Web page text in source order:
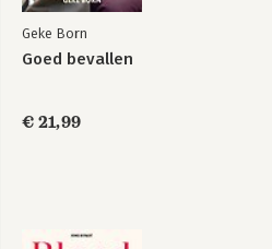
Geke Born
Goed bevallen
€ 21,99